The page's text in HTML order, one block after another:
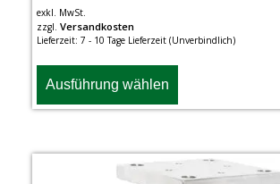
exkl. MwSt.
zzgl. Versandkosten
Lieferzeit: 7 - 10 Tage Lieferzeit (Unverbindlich)
Ausführung wählen